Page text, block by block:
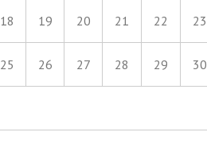
18 19 20 21 22 23
25 26 27 28 29 30